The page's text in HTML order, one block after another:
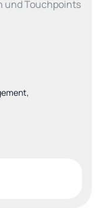
und Touchpoints